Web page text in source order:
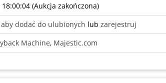
(Aukcja zakończona)
dodać do ulubionych lub zarejestruj
Machine, Majestic.com